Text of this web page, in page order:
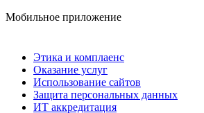
Мобильное приложение
Этика и комплаенс
Оказание услуг
Использование сайтов
Защита персональных данных
ИТ аккредитация